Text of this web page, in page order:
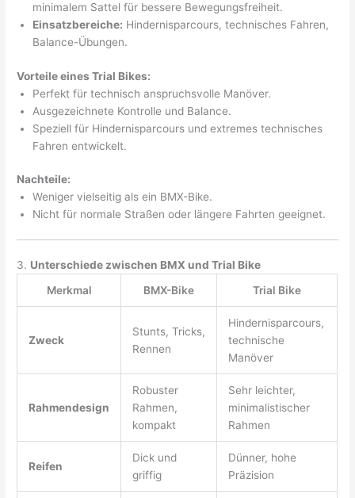
minimalem Sattel für bessere Bewegungsfreiheit.
Einsatzbereiche: Hindernisparcours, technisches Fahren,
Balance-Übungen.
Vorteile eines Trial Bikes:
Perfekt für technisch anspruchsvolle Manöver.
Ausgezeichnete Kontrolle und Balance.
Speziell für Hindernisparcours und extremes technisches
Fahren entwickelt.
Nachteile:
Weniger vielseitig als ein BMX-Bike.
Nicht für normale Straßen oder längere Fahrten geeignet.
3. Unterschiede zwischen BMX und Trial Bike
Merkmal
BMX-Bike Trial Bike
Zweck
Stunts, Tricks,
Rennen
Hindernisparcours,
technische
Manöver
Rahmendesign
Robuster
Rahmen,
kompakt
Sehr leichter,
minimalistischer
Rahmen
Reifen
Dick und
griffig
Dünner, hohe
Präzision